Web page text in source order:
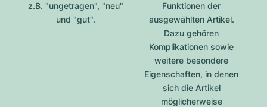
z.B. "ungetragen", "neu"
und "gut".
Funktionen der
ausgewählten Artikel.
Dazu gehören
Komplikationen sowie
weitere besondere
Eigenschaften, in denen
sich die Artikel
möglicherweise